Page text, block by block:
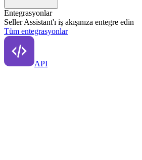
Entegrasyonlar
Seller Assistant'ı iş akışınıza entegre edin
Tüm entegrasyonlar
API